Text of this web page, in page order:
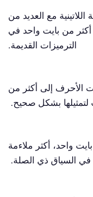
مع العديد من
من بايت واحد في
الترميزات القديمة.
الأحرف إلى أكثر من
واحد، أكثر ملاءمة